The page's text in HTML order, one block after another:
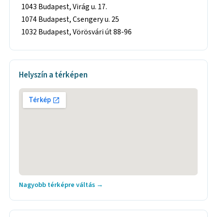
1043 Budapest, Virág u. 17.
1074 Budapest, Csengery u. 25
1032 Budapest, Vörösvári út 88-96
Helyszín a térképen
Nagyobb térképre váltás →